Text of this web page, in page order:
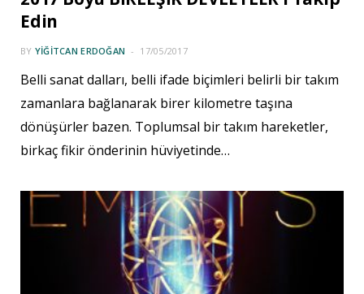
Edin
BY YIĞITCAN ERDOĞAN 17/05/2017
Belli sanat dalları, belli ifade biçimleri belirli bir takım
zamanlara bağlanarak birer kilometre taşına
dönüşürler bazen. Toplumsal bir takım hareketler,
birkaç fikir önderinin hüviyetinde…